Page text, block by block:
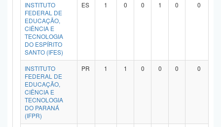
INSTITUTO
FEDERAL DE
EDUCAÇÃO,
CIÊNCIA E
TECNOLOGIA
DO ESPÍRITO
SANTO (IFES)
ES 1 0 0 1 0 0
INSTITUTO
FEDERAL DE
EDUCAÇÃO,
CIÊNCIA E
TECNOLOGIA
DO PARANÁ
(IFPR)
PR 1 1 0 0 0 0